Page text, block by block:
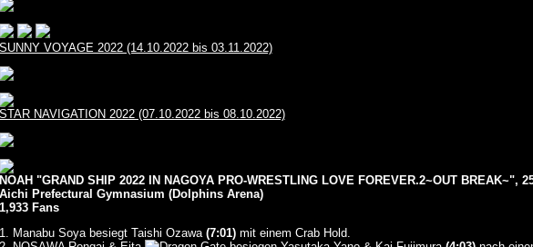
SUNNY VOYAGE 2022 (14.10.2022 bis 03.11.2022)
STAR NAVIGATION 2022 (07.10.2022 bis 08.10.2022)
NOAH "GRAND SHIP 2022 IN NAGOYA PRO-WRESTLING LOVE FOREVER.2~OUT BREAK~",
Aichi Prefectural Gymnasium (Dolphins Arena)
1,933 Fans
1. Manabu Soya besiegt Taishi Ozawa (7:01)mit einem Crab Hold.